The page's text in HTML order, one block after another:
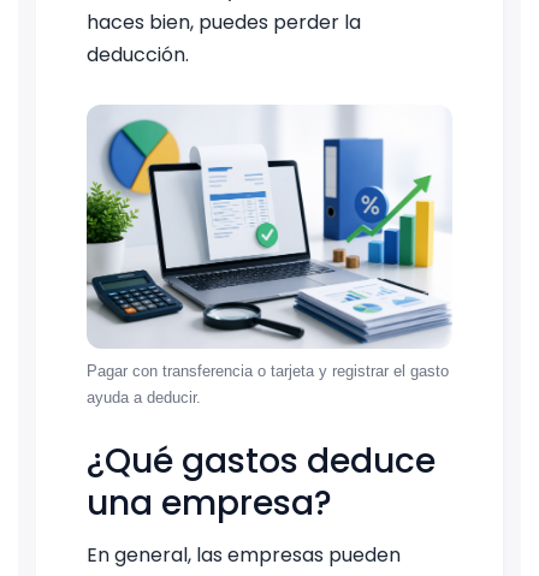
haces bien, puedes perder la
deducción.
Pagar con transferencia o tarjeta y registrar el gasto
ayuda a deducir.
¿Qué gastos deduce
una empresa?
En general, las empresas pueden